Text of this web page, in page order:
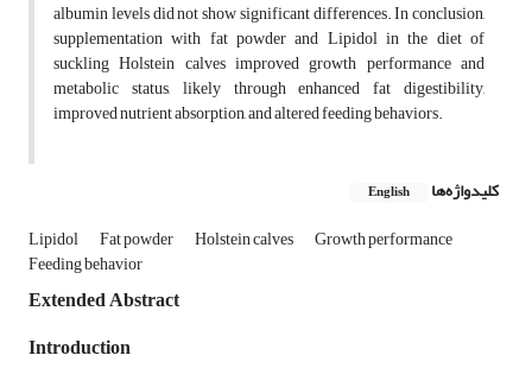
albumin levels did not show significant differences. In conclusion,
supplementation with fat powder and Lipidol in the diet of
suckling Holstein calves improved growth performance and
metabolic status, likely through enhanced fat digestibility,
improved nutrient absorption, and altered feeding behaviors.
کلیدواژه‌ها English
Lipidol Fat powder Holstein calves Growth performance
Feeding behavior
Extended Abstract
Introduction